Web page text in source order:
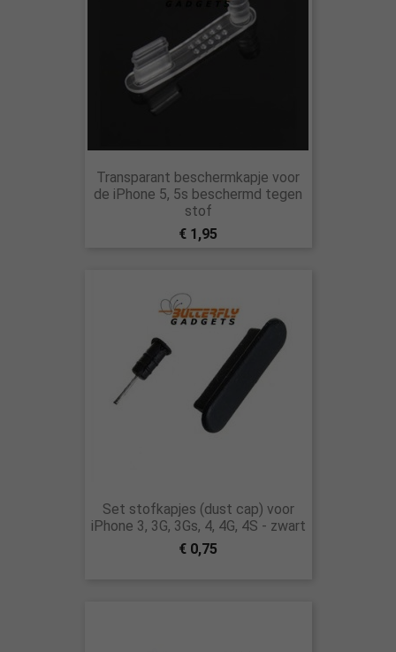
Transparant beschermkapje voor
de iPhone 5, 5s beschermd tegen
stof
€ 1,95
Set stofkapjes (dust cap) voor
iPhone 3, 3G, 3Gs, 4, 4G, 4S - zwart
€ 0,75